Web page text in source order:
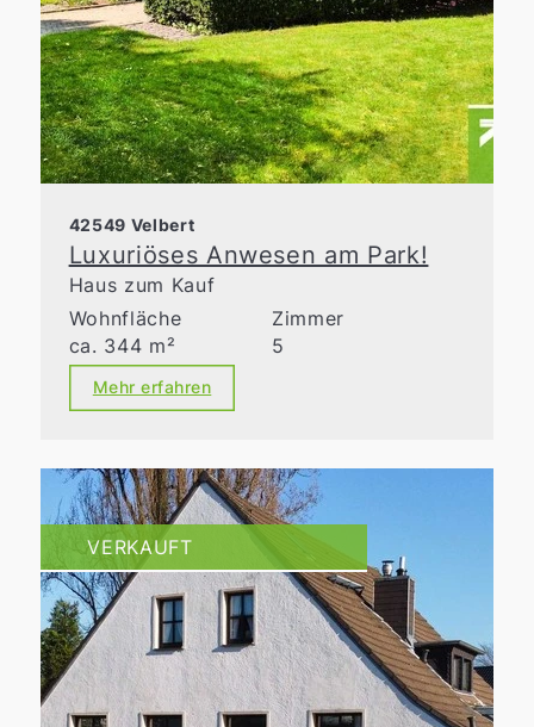
42549 Velbert
Luxuriöses Anwesen am Park!
Haus zum Kauf
Wohnfläche
ca. 344 m²
Zimmer
5
Mehr erfahren
VERKAUFT